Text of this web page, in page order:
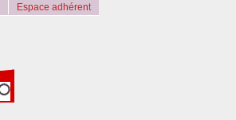
Espace adhérent